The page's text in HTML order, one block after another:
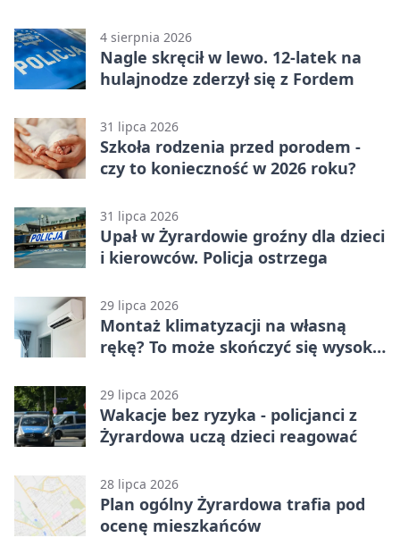
4 sierpnia 2026
Nagle skręcił w lewo. 12-latek na
hulajnodze zderzył się z Fordem
31 lipca 2026
Szkoła rodzenia przed porodem -
czy to konieczność w 2026 roku?
31 lipca 2026
Upał w Żyrardowie groźny dla dzieci
i kierowców. Policja ostrzega
29 lipca 2026
Montaż klimatyzacji na własną
rękę? To może skończyć się wysoką
29 lipca 2026
Wakacje bez ryzyka - policjanci z
Żyrardowa uczą dzieci reagować
28 lipca 2026
Plan ogólny Żyrardowa trafia pod
ocenę mieszkańców